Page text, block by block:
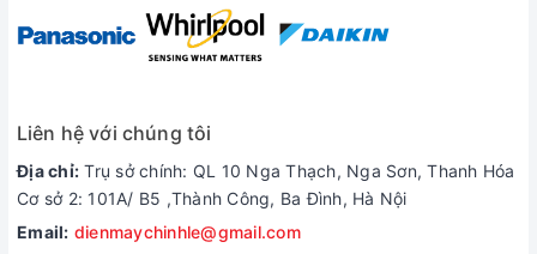
Công nghệ rửa
Đa phần các chương trình rửa được thiết lập sẵn trong máy
Liên hệ với chúng tôi
Địa chỉ: Trụ sở chính: QL 10 Nga Thạch, Nga Sơn, Thanh Hóa
Cơ sở 2: 101A/ B5 ,Thành Công, Ba Đình, Hà Nội
Email: dienmaychinhle@gmail.com